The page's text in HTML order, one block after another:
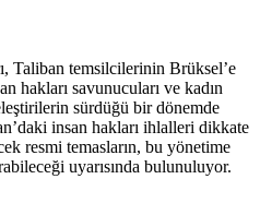
Taliban temsilcilerinin Brüksel’e
hakları savunucuları ve kadın
sürdüğü bir dönemde
insan hakları ihlalleri dikkate
resmi temasların, bu yönetime
uyarısında bulunuluyor.